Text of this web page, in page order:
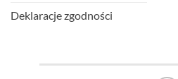
Deklaracje zgodności